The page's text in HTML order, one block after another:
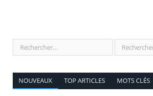
NOUVEAUX TOP ARTICLES MOTS CLÉS